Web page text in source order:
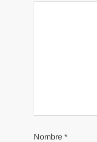
Nombre*